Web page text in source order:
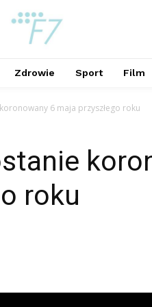
Zdrowie Sport Film
6 maja przyszłego roku
roku